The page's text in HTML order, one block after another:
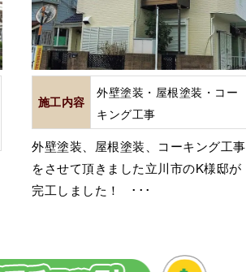
施工内容
外壁塗装・屋根塗装・コー
キング工事
外壁塗装、屋根塗装、コーキング工事
をさせて頂きました立川市のK様邸が
完工しました！ ･･･